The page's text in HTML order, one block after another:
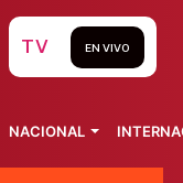
TV EN VIVO
NACIONAL